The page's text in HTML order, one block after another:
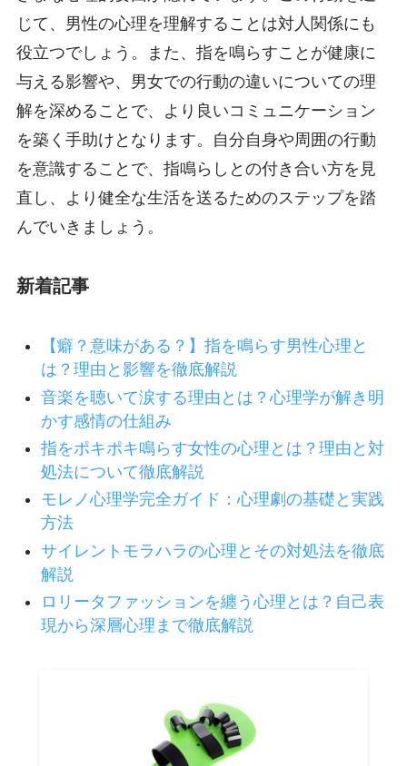
じて、男性の心理を理解することは対人関係にも
役立つでしょう。また、指を鳴らすことが健康に
与える影響や、男女での行動の違いについての理
解を深めることで、より良いコミュニケーション
を築く手助けとなります。自分自身や周囲の行動
を意識することで、指鳴らしとの付き合い方を見
直し、より健全な生活を送るためのステップを踏
んでいきましょう。
新着記事
【癖？意味がある？】指を鳴らす男性心理と
は？理由と影響を徹底解説
音楽を聴いて涙する理由とは？心理学が解き明
かす感情の仕組み
指をポキポキ鳴らす女性の心理とは？理由と対
処法について徹底解説
モレノ心理学完全ガイド：心理劇の基礎と実践
方法
サイレントモラハラの心理とその対処法を徹底
解説
ロリータファッションを纏う心理とは？自己表
現から深層心理まで徹底解説